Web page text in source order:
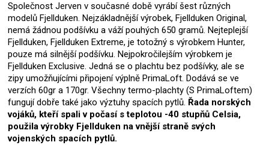
Společnost Jerven v současné době vyrábí šest různých
modelů Fjellduken. Nejzákladnější výrobek, Fjellduken Original,
nemá žádnou podšívku a váží pouhých 650 gramů. Nejteplejší
Fjellduken, Fjellduken Extreme, je totožný s výrobkem Hunter,
pouze má silnější podšívku. Nejpokročilejším výrobkem je
Fjellduken Exclusive. Jedná se o plachtu bez podšívky, ale se
zipy umožňujícími připojení výplně PrimaLoft. Dodává se ve
verzích 60gr a 170gr. Všechny termo-plachty (S PrimaLoftem)
fungují dobře také jako výztuhy spacích pytlů. Řada norských
vojáků, kteří spali v počasí s teplotou -40 stupňů Celsia,
použila výrobky Fjellduken na vnější straně svých
vojenských spacích pytlů.